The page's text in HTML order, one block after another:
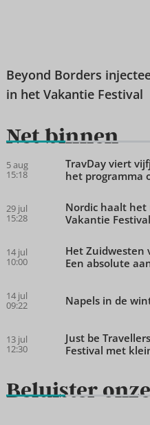
Beyond Borders
in het Vakantie Festival
Net binnen
5 aug
15:18
TravDay viert
het programma
29 jul
15:28
Nordic haalt het
Vakantie Festival
14 jul
10:00
Het Zuidwesten
Een absolute
14 jul
09:22 Napels in de
13 jul
12:30
Just be
Festival met
Beluister